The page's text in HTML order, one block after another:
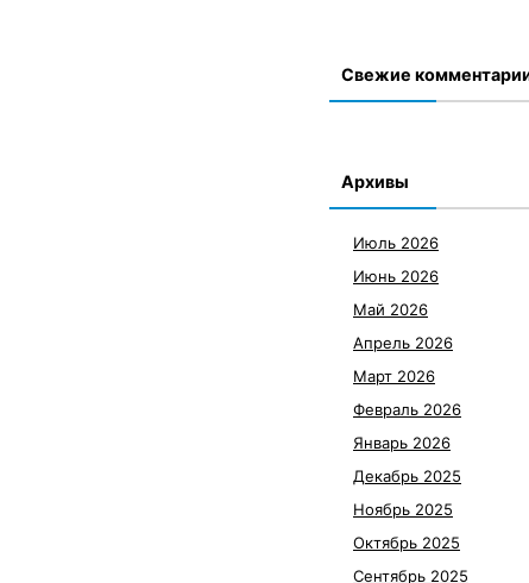
Свежие
Архивы
Июль 2026
Июнь 2026
Май 2026
Апрель 2026
Март 2026
Февраль 2026
Январь 2026
Декабрь 2025
Ноябрь 2025
Октябрь 2025
Сентябрь 2025